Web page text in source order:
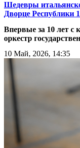
Шедевры
Дворце Республики
Впервые за 10 лет с
оркестр
10 Май, 2026, 14:35